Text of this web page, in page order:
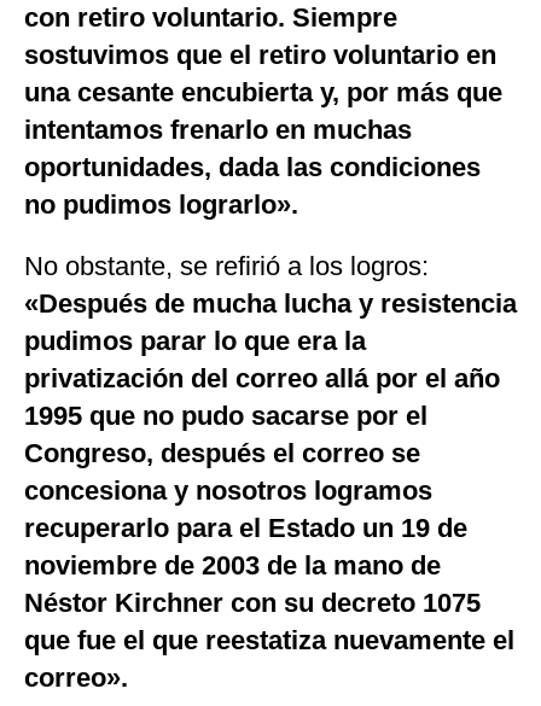
con retiro voluntario. Siempre
sostuvimos que el retiro voluntario en
una cesante encubierta y, por más que
intentamos frenarlo en muchas
oportunidades, dada las condiciones
no pudimos lograrlo».
No obstante, se refirió a los logros:
«Después de mucha lucha y resistencia
pudimos parar lo que era la
privatización del correo allá por el año
1995 que no pudo sacarse por el
Congreso, después el correo se
concesiona y nosotros logramos
recuperarlo para el Estado un 19 de
noviembre de 2003 de la mano de
Néstor Kirchner con su decreto 1075
que fue el que reestatiza nuevamente el
correo».